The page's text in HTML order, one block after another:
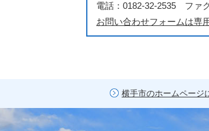
電話：0182-32-2535 ファ
お問い合わせフォームは専
横手市のホームページ